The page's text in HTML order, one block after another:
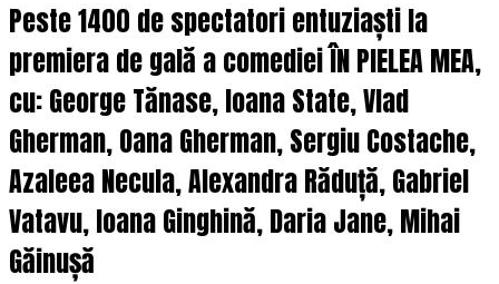
Peste 1400 de spectatori entuziaști la
premiera de gală a comediei ÎN PIELEA MEA,
cu: George Tănase, Ioana State, Vlad
Gherman, Oana Gherman, Sergiu Costache,
Azaleea Necula, Alexandra Răduță, Gabriel
Vatavu, Ioana Ginghină, Daria Jane, Mihai
Găinușă